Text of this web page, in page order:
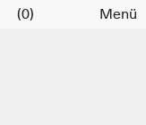
(0) Menü